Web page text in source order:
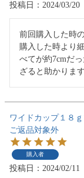
投稿日 2024/03/20
前回購入した時
購入した時より
べてが約7cmだ
ざると助かります
ワイドカップ１８
ご返品対象外
購入者
投稿日 2024/02/11